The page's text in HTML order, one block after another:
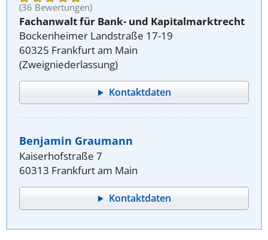
(36 Bewertungen)
Fachanwalt für Bank- und Kapitalmarktrecht
Bockenheimer Landstraße 17-19
60325 Frankfurt am Main
(Zweigniederlassung)
Kontaktdaten
Benjamin Graumann
Kaiserhofstraße 7
60313 Frankfurt am Main
Kontaktdaten